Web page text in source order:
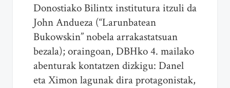
Donostiako Bilintx institutura itzuli da
John Andueza (“Larunbatean
Bukowskin” nobela arrakastatsuan
bezala); oraingoan, DBHko 4. mailako
abenturak kontatzen dizkigu: Danel
eta Ximon lagunak dira protagonistak,